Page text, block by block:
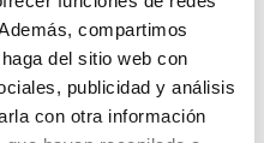
compartimos
del sitio web con
publicidad y análisis
con otra información
31,40€